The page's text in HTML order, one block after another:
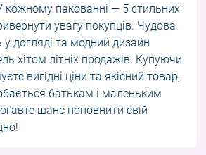
кожному пакованні — 5 стильних
увагу покупців. Чудова
у догляді та модний дизайн
хітом літніх продажів. Купуючи
вигідні ціни та якісний товар,
батькам і маленьким
шанс поповнити свій